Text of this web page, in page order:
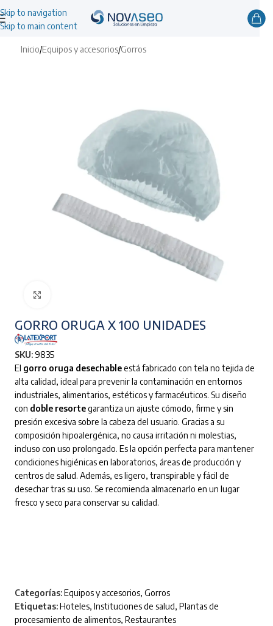
Skip to navigation
Skip to main content
Inicio/Equipos y accesorios/Gorros
GORRO ORUGA X 100 UNIDADES
SKU:9835
El gorro oruga desechableestá fabricado con tela no tejida de
alta calidad, ideal para prevenir la contaminación en entornos
industriales, alimentarios, estéticos y farmacéuticos. Su diseño
con doble resortegarantiza un ajuste cómodo, firme y sin
presión excesiva sobre la cabeza del usuario. Gracias a su
composición hipoalergénica, no causa irritación ni molestias,
incluso con uso prolongado. Es la opción perfecta para mantener
condiciones higiénicas en laboratorios, áreas de producción y
centros de salud. Además, es ligero, transpirable y fácil de
desechar tras su uso. Se recomienda almacenarlo en un lugar
fresco y seco para conservar su calidad.
Categorías:Equipos y accesorios, Gorros
Etiquetas:Hoteles, Instituciones de salud, Plantas de
procesamiento de alimentos, Restaurantes